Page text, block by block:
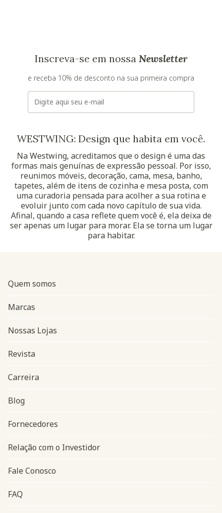
Inscreva-se em nossa Newsletter
e receba 10% de desconto na sua primeira compra
E-mail
WESTWING: Design que habita em você.
Na Westwing, acreditamos que o design é uma das
formas mais genuínas de expressão pessoal. Por isso,
reunimos móveis, decoração, cama, mesa, banho,
tapetes, além de itens de cozinha e mesa posta, com
uma curadoria pensada para acolher a sua rotina e
evoluir junto com cada novo capítulo de sua vida.
Afinal, quando a casa reflete quem você é, ela deixa de
ser apenas um lugar para morar. Ela se torna um lugar
para habitar.
Navegação do rodapé
Quem somos
Marcas
Nossas Lojas
Revista
Carreira
Blog
Fornecedores
Relação com o Investidor
Fale Conosco
FAQ